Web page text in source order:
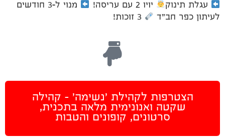
עגלת תינוק
יויו 2 עם עריסה!
מנוי ל-3 חודשים
לעיתון כפר חב"ד
הצטרפות לקהילת 'נשימה' - קהילה
שקטה ואנונימית מלאה בתכנית,
סרטונים, קופונים והטבות